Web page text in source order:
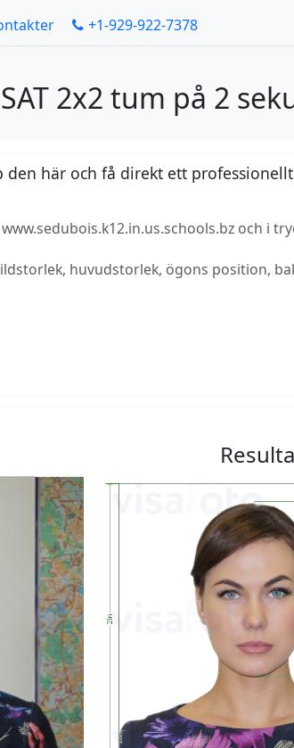
+1-929-922-7378
2x2 tum på 2
här och få direkt ett
och i
huvudstorlek, ögons position,